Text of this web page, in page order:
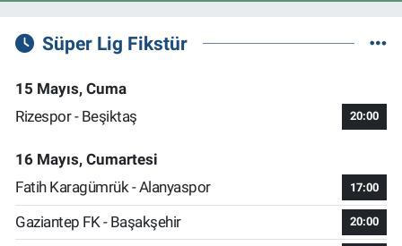
Süper Lig Fikstür
15 Mayıs, Cuma
Rizespor - Beşiktaş
20:00
16 Mayıs, Cumartesi
Fatih Karagümrük - Alanyaspor
17:00
Gaziantep FK - Başakşehir 20:00